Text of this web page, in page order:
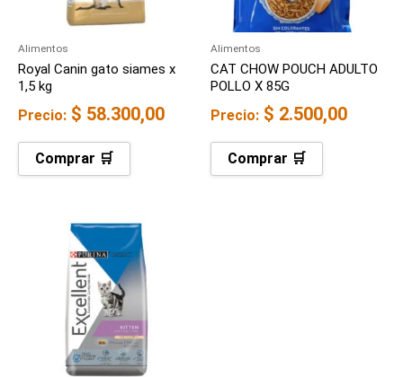
Alimentos
Royal Canin gato siames x
1,5 kg
Precio: $ 58.300,00
Comprar 🛒
Alimentos
CAT CHOW POUCH ADULTO
POLLO X 85G
Precio: $ 2.500,00
Comprar 🛒